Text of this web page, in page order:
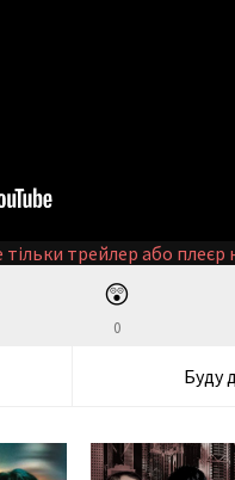
трейлер або плеєр
😲
0
Буду